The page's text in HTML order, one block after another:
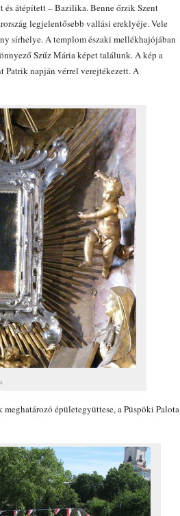
átépített – Bazilika. Benne őrzik Szent
legjelentősebb vallási ereklyéje. Vele
sírhelye. A templom északi mellékhajójában
Szűz Mária képet találunk. A kép a
Patrik napján vérrel verejtékezett. A
épületegyüttese, a Püspöki Palota